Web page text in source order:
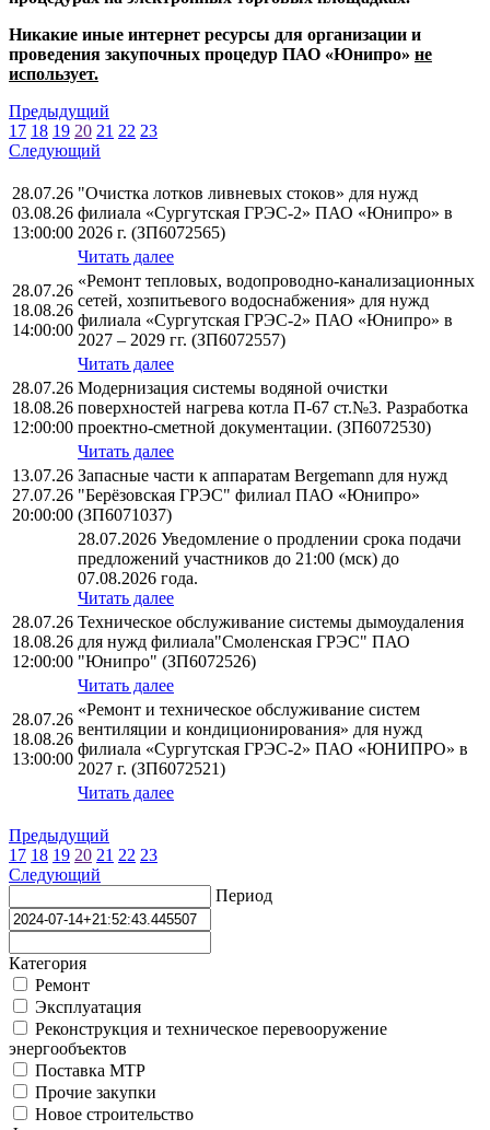
Никакие иные интернет ресурсы для организации и
проведения закупочных процедур ПАО «Юнипро» не
использует.
Предыдущий
17 18 19 20 21 22 23
Следующий
28.07.26
03.08.26
13:00:00
"Очистка лотков ливневых стоков» для нужд
филиала «Сургутская ГРЭС-2» ПАО «Юнипро» в
2026 г. (ЗП6072565)
Читать далее
28.07.26
18.08.26
14:00:00
«Ремонт тепловых, водопроводно-канализационных
сетей, хозпитьевого водоснабжения» для нужд
филиала «Сургутская ГРЭС-2» ПАО «Юнипро» в
2027 – 2029 гг. (ЗП6072557)
Читать далее
28.07.26
18.08.26
12:00:00
Модернизация системы водяной очистки
поверхностей нагрева котла П-67 ст.№3. Разработка
проектно-сметной документации. (ЗП6072530)
Читать далее
13.07.26
27.07.26
20:00:00
Запасные части к аппаратам Bergemann для нужд
"Берёзовская ГРЭС" филиал ПАО «Юнипро»
(ЗП6071037)
28.07.2026 Уведомление о продлении срока подачи
предложений участников до 21:00 (мск) до
07.08.2026 года.
Читать далее
28.07.26
18.08.26
12:00:00
Техническое обслуживание системы дымоудаления
для нужд филиала"Смоленская ГРЭС" ПАО
"Юнипро" (ЗП6072526)
Читать далее
28.07.26
18.08.26
13:00:00
«Ремонт и техническое обслуживание систем
вентиляции и кондиционирования» для нужд
филиала «Сургутская ГРЭС-2» ПАО «ЮНИПРО» в
2027 г. (ЗП6072521)
Читать далее
Предыдущий
17 18 19 20 21 22 23
Следующий
Период
Категория
Ремонт
Эксплуатация
Реконструкция и техническое перевооружение
энергообъектов
Поставка МТР
Прочие закупки
Новое строительство